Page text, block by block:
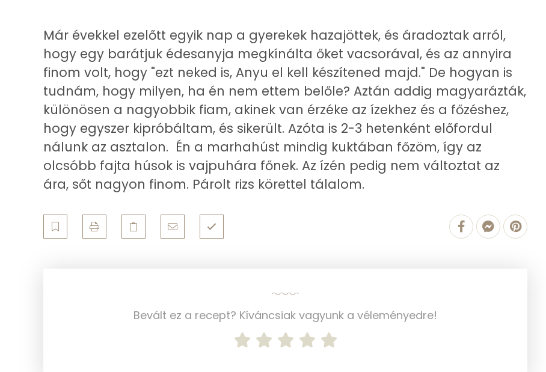
Egyszeresen telítetlen zsírsav:
11 g
Többszörösen telítetlen zsírsav
4 g
Koleszterin
153 mg
Ásványi anyagok
Összesen
992.1 g
Cink
Kálcium
27 mg
Már évekkel ezelőtt egyik nap a gyerekek hazajöttek, és áradoztak arról,
hogy egy barátjuk édesanyja megkínálta őket vacsorával, és az annyira
finom volt, hogy "ezt neked is, Anyu el kell készítened majd." De hogyan is
tudnám, hogy milyen, ha én nem ettem belőle? Aztán addig magyarázták,
különösen a nagyobbik fiam, akinek van érzéke az ízekhez és a főzéshez,
hogy egyszer kipróbáltam, és sikerült. Azóta is 2-3 hetenként előfordul
nálunk az asztalon. Én a marhahúst mindig kuktában főzöm, így az
olcsóbb fajta húsok is vajpuhára főnek. Az ízén pedig nem változtat az
ára, sőt nagyon finom. Párolt rizs körettel tálalom.
Bevált ez a recept? Kíváncsiak vagyunk a véleményedre!